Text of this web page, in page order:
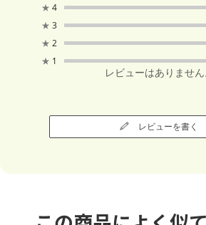
★ 4
★ 3
★ 2
★ 1
レビューはありません
レビューを書く